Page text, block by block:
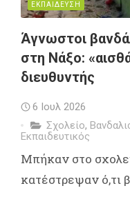
ΕΚΠΑΙΔΕΥΣΗ
Άγνωστοι
στη Νάξο:
διευθυντής
6 Ιουλ 2026
Σχολείο,
Εκπαιδευτικός
Μπήκαν στο
κατέστρεψαν ό,τι